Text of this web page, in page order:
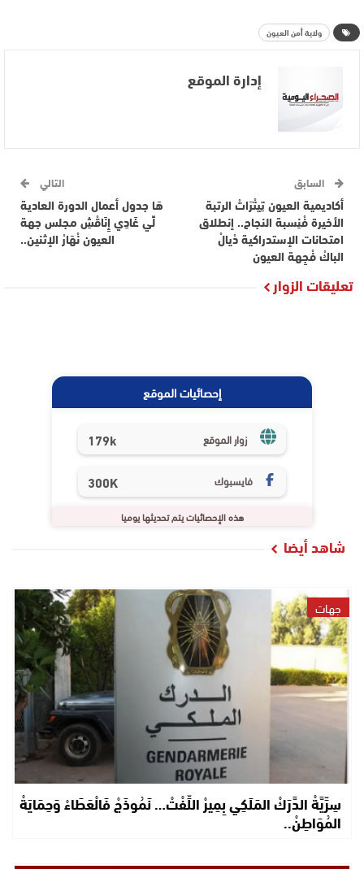
ولاية أمن العيون
إدارة الموقع
السابق
أكاديمية العيون تِيتْرَاتْ الرتبة
الأخيرة فْنِسبة النجاح.. إنطلاق
امتحانات الإستدراكية دْيالْ
الباكْ فْجِهة العيون
التالي
هَا جدول أعمال الدورة العادية
لِّي غَادِي إِنَاقْشِ مجلس جهة
العيون نْهَارْ الإثنين..
تعليقات الزوار
إحصائيات الموقع
زوار الموقع 179k
فايسبوك 300K
هذه الإحصائيات يتم تحديثها يوميا
شاهد أيضا
جهات
سِرِّيَّةْ الدَّرَكْ المَلَكِي بِمِيرْ اللِّفْتْ… نَمُوذَجْ فَالْعَطَاءْ وَحِمَايَةْ
المُوَاطِنْ..